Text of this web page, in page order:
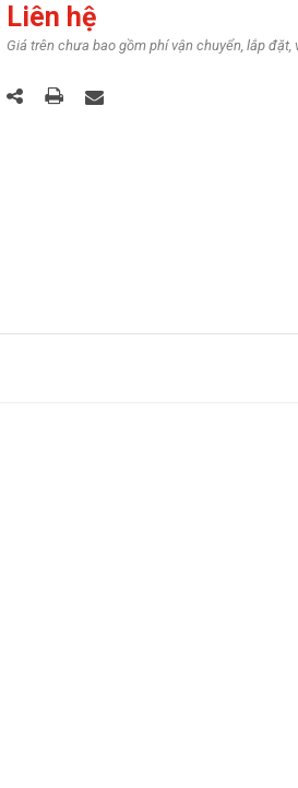
Liên hệ
Giá trên chưa bao gồm phí vận chuyển, lắp đặt,